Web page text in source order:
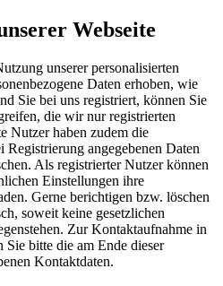
Webseite
unserer personalisierten
Daten erhoben, wie
Sie bei uns registriert, können Sie
die wir nur registrierten
Nutzer haben zudem die
angegebenen Daten
Als registrierter Nutzer können
Einstellungen ihre
Gerne berichtigen bzw. löschen
soweit keine gesetzlichen
Zur Kontaktaufnahme in
Sie bitte die am Ende dieser
Kontaktdaten.